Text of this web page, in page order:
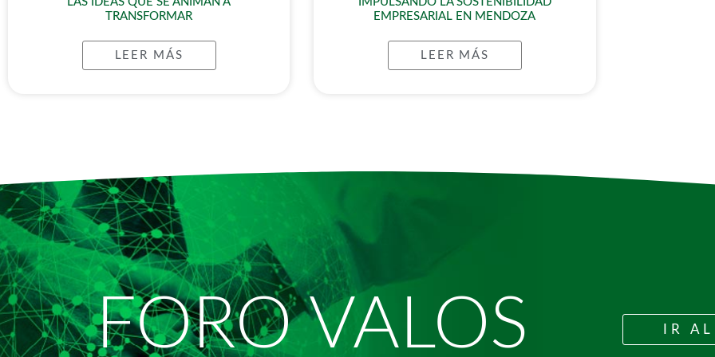
TRANSFORMAR
LEER MÁS
EMPRESARIAL EN MENDOZA
LEER MÁS
FORO VALOS IR